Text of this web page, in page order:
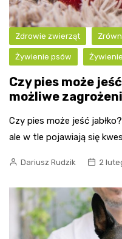
Zdrowie zwierząt
Żywienie psów
Czy pies może
możliwe
Czy pies może jeść
ale w tle pojawiają się
Dariusz Rudzik 2